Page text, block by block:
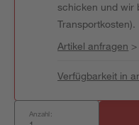
schicken und wir
Transportkosten).
Artikel anfragen >
Verfügbarkeit in
Anzahl: